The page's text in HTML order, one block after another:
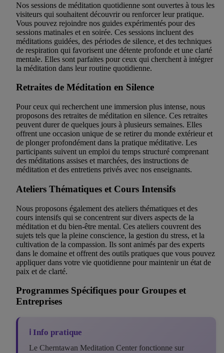
Nos sessions de méditation quotidienne sont ouvertes à tous les
visiteurs qui souhaitent découvrir ou renforcer leur pratique.
Vous pouvez rejoindre nos guides expérimentés pour des
sessions matinales et en soirée. Ces sessions incluent des
méditations guidées, des périodes de silence, et des techniques
de respiration qui favorisent une détente profonde et une clarté
mentale. Elles sont parfaites pour ceux qui cherchent à intégrer
la méditation dans leur routine quotidienne.
Retraites de Méditation en Silence
Pour ceux qui recherchent une immersion plus intense, nous
proposons des retraites de méditation en silence. Ces retraites
peuvent durer de quelques jours à plusieurs semaines. Elles
offrent une occasion unique de se retirer du monde extérieur et
de plonger profondément dans la pratique méditative. Les
participants suivent un emploi du temps structuré comprenant
des méditations assises et marchées, des instructions de
méditation et des entretiens privés avec nos enseignants.
Ateliers Thématiques et Cours Intensifs
Nous proposons également des ateliers thématiques et des
cours intensifs qui se concentrent sur divers aspects de la
méditation et du bien-être mental. Ces ateliers couvrent des
sujets tels que la pleine conscience, la gestion du stress, et la
cultivation de la compassion. Ils sont animés par des experts
dans le domaine et offrent des outils pratiques que vous pouvez
appliquer dans votre vie quotidienne pour maintenir un état de
paix et de clarté.
Programmes Spécifiques pour Groupes et
Entreprises
ℹ️ Info pratique
Le Cherntawan Meditation Center fonctionne sur